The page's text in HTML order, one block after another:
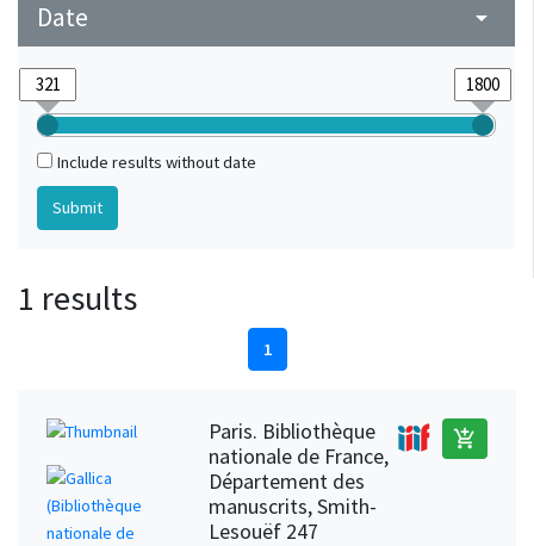
Date arrow_drop_down
Include results without date
1 results
1
Paris. Bibliothèque
nationale de France,
Département des
manuscrits, Smith-
Lesouëf 247
add_shopping_cart